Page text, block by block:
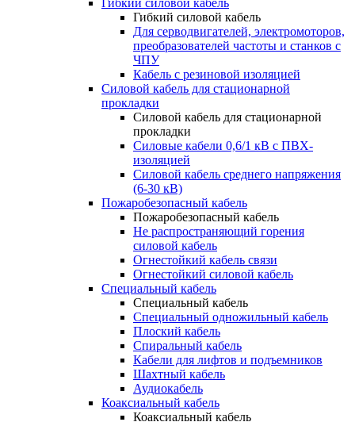
Гибкий силовой кабель
Гибкий силовой кабель
Для серводвигателей, электромоторов,
преобразователей частоты и станков с
ЧПУ
Кабель с резиновой изоляцией
Силовой кабель для стационарной
прокладки
Силовой кабель для стационарной
прокладки
Силовые кабели 0,6/1 кВ с ПВХ-
изоляцией
Силовой кабель среднего напряжения
(6-30 кВ)
Пожаробезопасный кабель
Пожаробезопасный кабель
Не распространяющий горения
силовой кабель
Огнестойкий кабель связи
Огнестойкий силовой кабель
Специальный кабель
Специальный кабель
Специальный одножильный кабель
Плоский кабель
Спиральный кабель
Кабели для лифтов и подъемников
Шахтный кабель
Аудиокабель
Коаксиальный кабель
Коаксиальный кабель